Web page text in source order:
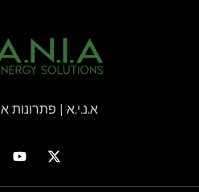
א.נ.י.א | פתרונות